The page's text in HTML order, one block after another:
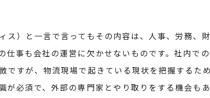
ス）と一言で言ってもその内容は、人事、労務、
仕事も会社の運営に欠かせないものです。社内で
ですが、物流現場で起きている現状を把握するた
が必須で、外部の専門家とやり取りをする機会も